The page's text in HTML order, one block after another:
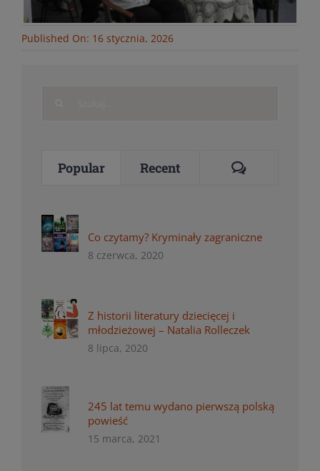
Published On: 16 stycznia, 2026
Popular Recent Comments
Co czytamy? Kryminały zagraniczne
8 czerwca, 2020
Z historii literatury dziecięcej i
młodzieżowej – Natalia Rolleczek
8 lipca, 2020
245 lat temu wydano pierwszą polską
powieść
15 marca, 2021